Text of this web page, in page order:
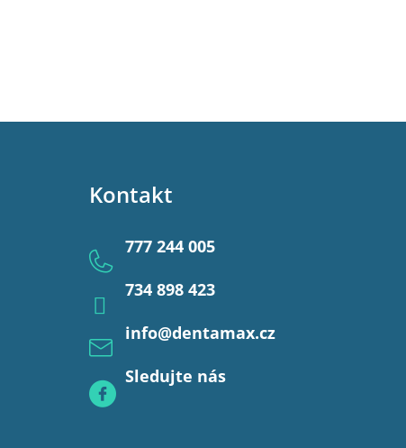
Kontakt
info@dentamax.cz
777 244 005
734 898 423
Sledujte nás